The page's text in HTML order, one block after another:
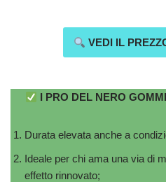
VEDI IL
I PRO DEL NERO
Durata elevata anche a
Ideale per chi ama una via di
effetto rinnovato;